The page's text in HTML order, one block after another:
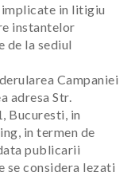
in litigiu
instantelor
de la sediul
Campaniei
adresa Str.
Bucuresti, in
in termen de
publicarii
considera lezati